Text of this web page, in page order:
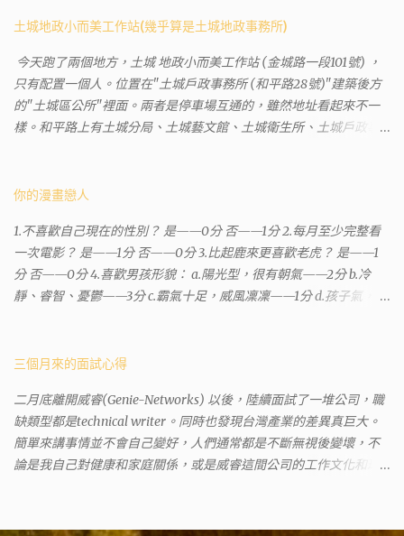
土城地政小而美工作站(幾乎算是土城地政事務所)
今天跑了兩個地方，土城 地政小而美工作站 (金城路一段101號) ，
只有配置一個人。位置在"土城戶政事務所 (和平路28號)"建築後方
的"土城區公所"裡面。兩者是停車場互通的，雖然地址看起來不一
樣。和平路上有土城分局、土城藝文館、土城衛生所、土城戶政事
沒有正式的地政事務所，只有地政小而美工作站 ，也已經能處理大
到以後還真嚇了一跳，這一看就有問題。要是我拿著那不被承認、
有問題的幽靈合約恐怕還調不到資源。但我不知道審判時法官會不
會去調閱這些資料。因為沒把握每個法官或檢察官都公正細心，在
案牘勞形中，會願意為了這種小人物受害案件去挖出更大的黑幕。
市板橋地政事務所 )去取得。不過實際到了現場發現還是需要法院的
件的租客。 在這過程中我覺得很像行走於沙漠的求生者，在一個小
綠洲受到指引要繼續往某個方向才能脫離沙漠。當我不幸受到詐騙
的時候，會覺得這社會真的很黑暗，到處都是敗類橫行卻沒有人願
意伸出援手。行政人員對於社會上充滿詐騙被害者也是義憤填膺，
你的漫畫戀人
1.不喜歡自己現在的性別？ 是——0分 否——1分 2.每月至少完整看
一次電影？ 是——1分 否——0分 3.比起鹿來更喜歡老虎？ 是——1
分 否——0分 4.喜歡男孩形貌： a.陽光型，很有朝氣——2分 b.冷
靜、睿智、憂鬱——3分 c.霸氣十足，威風凜凜——1分 d.孩子氣，十
——1分 6.希望戀人的姓氏： a.大眾化——1分 b.罕見，古色古香的複
活動喜歡參加： a.整場籃球比賽——1分 b.打一下午檯球——3分 c.正
式的舞會——4分 d.猜謎或搶答——2分 8.橡皮與立可白，更常用：
橡皮——1分 立可白——0分 9.喜歡下列哪一種顏色搭配： a.紅加黑
——1分 b.金加銀——2分 c.粉加白——4分 d.粉加灰——3分 10.有多
三個月來的面試心得
二月底離開威睿(Genie-Networks) 以後，陸續面試了一堆公司，職
缺類型都是technical writer。同時也發現台灣產業的差異真巨大。
簡單來講事情並不會自己變好，人們通常都是不斷無視後變壞，不
論是我自己對健康和家庭關係，或是威睿這間公司的工作文化和環
主管，減少了我會繼續在這間公司浪費掉的生命。) 這個過程其實是